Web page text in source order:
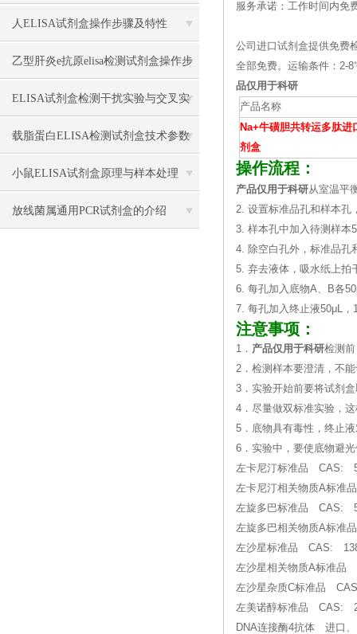
人ELISA试剂盒操作步骤及特性
乙型肝炎e抗原elisa检测试剂盒操作步
骤
ELISA试剂盒检测干扰实验与交叉实
验应用
载脂蛋白ELISA检测试剂盒技术参数
小鼠ELISA试剂盒原理与样本处理
放线菌属通用PCR试剂盒的介绍
服务承诺：工作时间内免
公司进口试剂盒提供免费
全部免费。运输条件：2-
品仅用于科研
产品名称
Na+牛磺胆共转运多肽进
剂盒
操作流程：
产品仅用于科研从室温平
2. 设置标准品孔和样本孔
3. 样本孔中加入待测样本
4. 除空白孔外，标准品孔
5. 弃去液体，吸水纸上拍
6. 每孔加入底物A、B各
7. 每孔加入终止液50μL
注意事项：
1． 产品仅用于科研检测
2．检测样本要澄清，不
3．实验开始前要将试剂
4．尽量做双标准实验，
5．底物具有毒性，终止
6．实验中，要使底物避
左卡尼汀标准品 CAS:
左卡尼汀相关物质A标
左旋多巴标准品 CAS:
左旋多巴相关物质A标
左沙星标准品 CAS:
左沙星相关物质A标准
左沙星杂质C标准品
左美诺醇标准品 CAS:
DNA连接酶4抗体 进口